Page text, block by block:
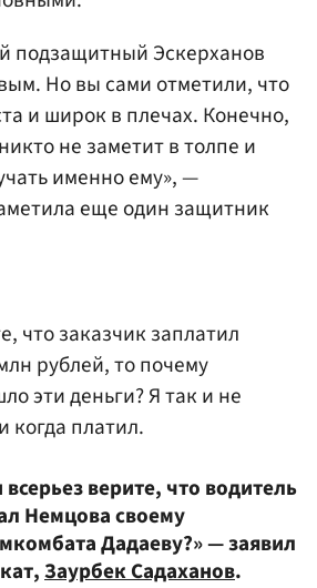
подзащитный Эскерханов
Но вы сами отметили, что
и широк в плечах. Конечно,
не заметит в толпе и
именно ему», —
еще один защитник
что заказчик заплатил
рублей, то почему
эти деньги? Я так и не
когда платил.
верите, что водитель
Немцова своему
Дадаеву?» — заявил
Заурбек Садаханов.